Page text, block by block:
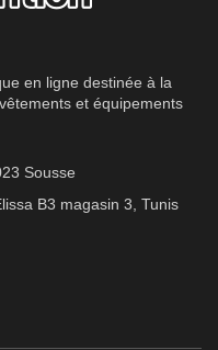
en ligne destinée à la
et équipements
Sousse
B3 magasin 3, Tunis